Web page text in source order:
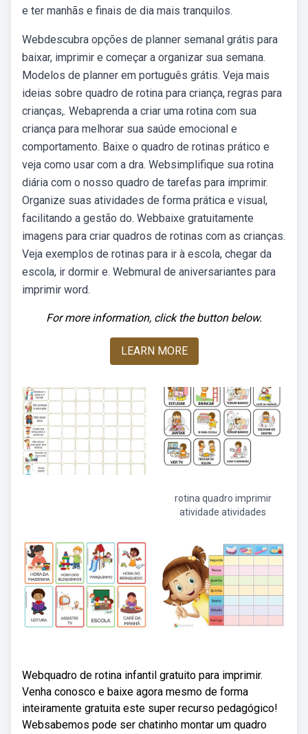
e ter manhãs e finais de dia mais tranquilos.
Webdescubra opções de planner semanal grátis para
baixar, imprimir e começar a organizar sua semana.
Modelos de planner em português grátis. Veja mais
ideias sobre quadro de rotina para criança, regras para
crianças,. Webaprenda a criar uma rotina com sua
criança para melhorar sua saúde emocional e
comportamento. Baixe o quadro de rotinas prático e
veja como usar com a dra. Websimplifique sua rotina
diária com o nosso quadro de tarefas para imprimir.
Organize suas atividades de forma prática e visual,
facilitando a gestão do. Webbaixe gratuitamente
imagens para criar quadros de rotinas com as crianças.
Veja exemplos de rotinas para ir à escola, chegar da
escola, ir dormir e. Webmural de aniversariantes para
imprimir word.
For more information, click the button below.
LEARN MORE
rotina quadro imprimir
atividade atividades
Webquadro de rotina infantil gratuito para imprimir.
Venha conosco e baixe agora mesmo de forma
inteiramente gratuita este super recurso pedagógico!
Websabemos pode ser chatinho montar um quadro